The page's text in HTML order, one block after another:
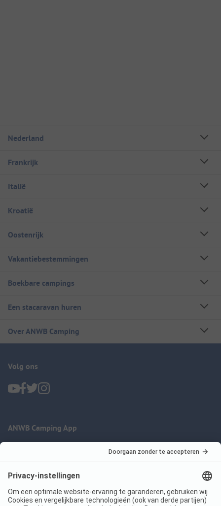
Nederland
Frankrijk
Italië
Kroatië
Oostenrijk
Vakantiebestemmingen
Boekbare campings
Een stacaravan huren
Over ANWB Camping
Volg ons
ANWB Camping App